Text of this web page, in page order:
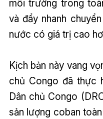
môi trường trong
và đẩy nhanh
nước có giá trị cao
Kịch bản này vang
chủ Congo đã thực
Dân chủ Congo
sản lượng coban